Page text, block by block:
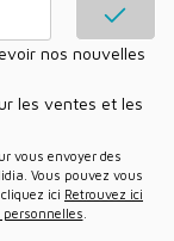
les ventes et les
Vous pouvez vous
ici Retrouvez ici
personnelles